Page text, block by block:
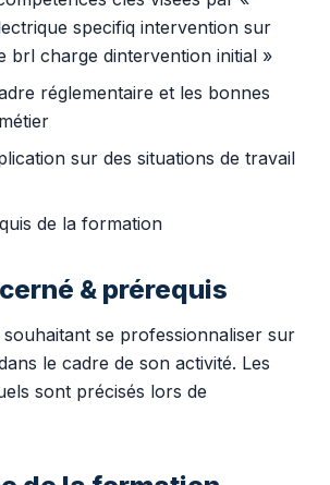
specifiq intervention sur
brl charge dintervention initial »
réglementaire et les bonnes
sur des situations de travail
de la formation
& prérequis
se professionnaliser sur
le cadre de son activité. Les
sont précisés lors de